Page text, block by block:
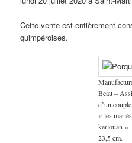
Cette vente est entièrement
quimpéroises.
Beau –
d’un
« les
kerlouan »
23,5 cm.